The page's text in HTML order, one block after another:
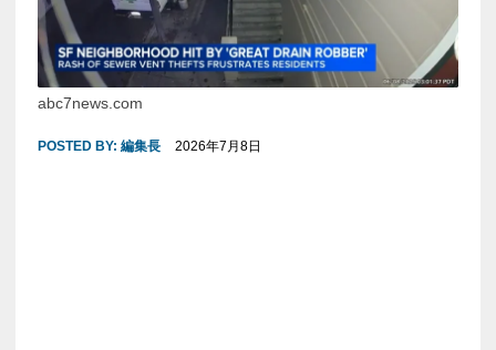
abc7news.com
POSTED BY: 編集長 2026年7月8日